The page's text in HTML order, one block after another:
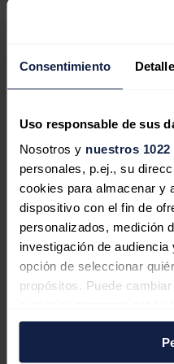
Consentimiento
Uso responsable de sus
Nosotros y nuestros
personales, p.ej., su
cookies para almacenar y
dispositivo con el fin de
personalizados, medición
investigación de
opción de seleccionar
propósitos. Puede
en el Menú de
evitar así la emisión a la
construcción de este parque
260 profesionales de la zona en
encargada de desarrollar la obra
La empresa ha añadido que
Comunidad se involucrarán en
molinos se ensamblarán en la
Ágreda (Soria) y las
fabricarán en Lerma (Burgos).
Noticias relacionadas
Iberdrola
modernizar las
Distrito